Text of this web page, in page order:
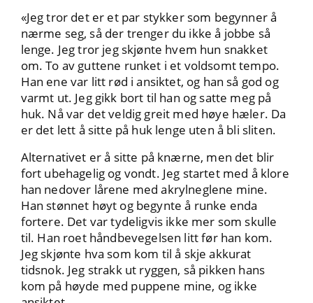
«Jeg tror det er et par stykker som begynner å
nærme seg, så der trenger du ikke å jobbe så
lenge. Jeg tror jeg skjønte hvem hun snakket
om. To av guttene runket i et voldsomt tempo.
Han ene var litt rød i ansiktet, og han så god og
varmt ut. Jeg gikk bort til han og satte meg på
huk. Nå var det veldig greit med høye hæler. Da
er det lett å sitte på huk lenge uten å bli sliten.
Alternativet er å sitte på knærne, men det blir
fort ubehagelig og vondt. Jeg startet med å klore
han nedover lårene med akrylneglene mine.
Han stønnet høyt og begynte å runke enda
fortere. Det var tydeligvis ikke mer som skulle
til. Han roet håndbevegelsen litt før han kom.
Jeg skjønte hva som kom til å skje akkurat
tidsnok. Jeg strakk ut ryggen, så pikken hans
kom på høyde med puppene mine, og ikke